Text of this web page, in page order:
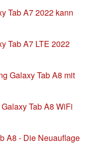
Tab A7 2022 kann
Tab A7 LTE 2022
Galaxy Tab A8 mit
Tab A8 WiFi
A8 - Die Neuauflage